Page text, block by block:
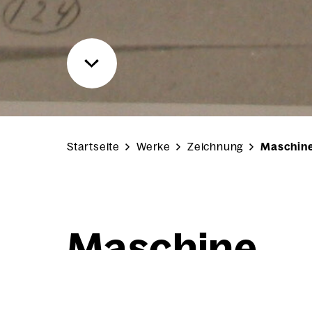
Startseite Werke Zeichnung
Maschi­ne